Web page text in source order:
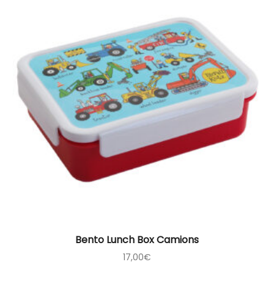
Bento Lunch Box Camions
17,00€